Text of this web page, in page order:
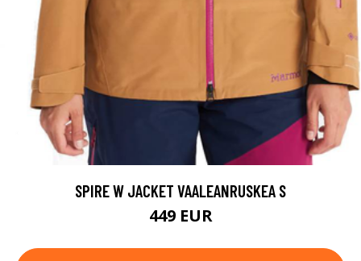
SPIRE W JACKET VAALEANRUSKEA S
449 EUR